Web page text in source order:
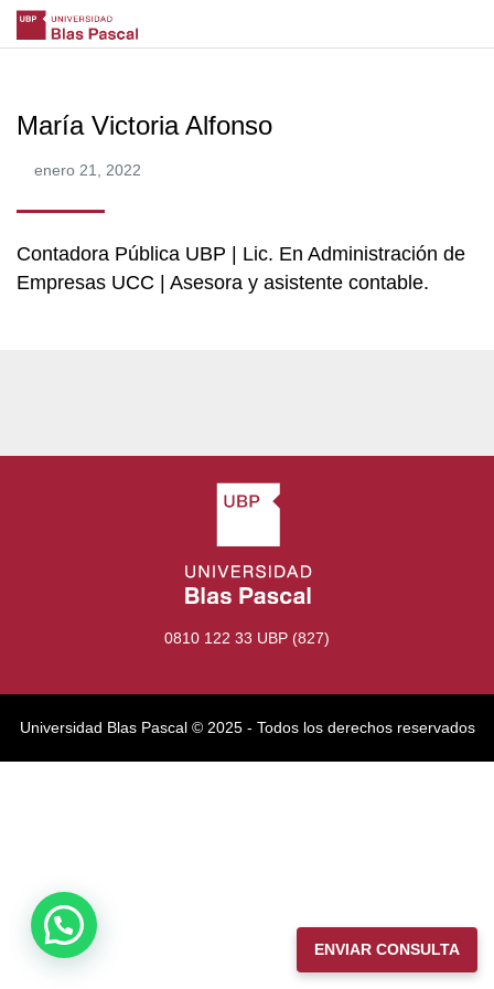
María Victoria Alfonso
enero 21, 2022
Contadora Pública UBP | Lic. En Administración de
Empresas UCC | Asesora y asistente contable.
0810 122 33 UBP (827)
Universidad Blas Pascal ©️ 2025 - Todos los derechos reservados
ENVIAR CONSULTA